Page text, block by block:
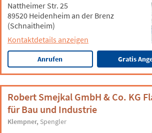
Nattheimer Str. 25
89520 Heidenheim an der Brenz
(Schnaitheim)
Kontaktdetails anzeigen
Anrufen Gratis
Robert Smejkal GmbH & Co. KG
für Bau und Industrie
Klempner Spengler